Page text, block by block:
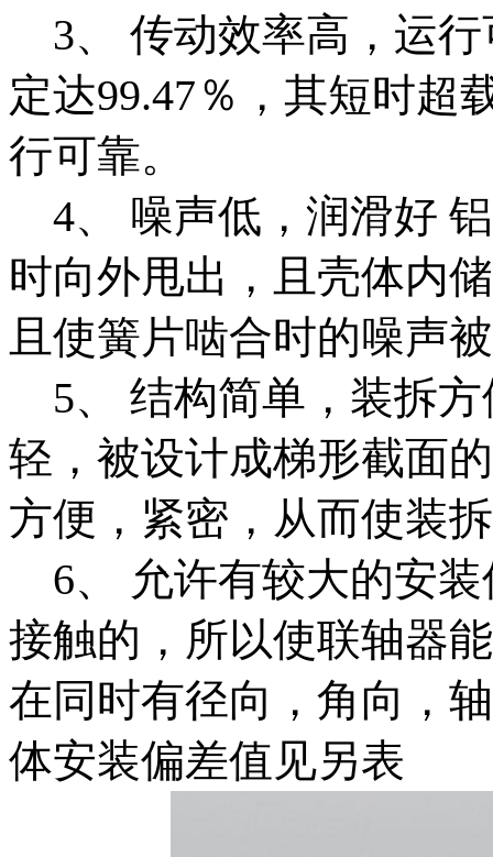
3、 传动效率高，运行
定达99.47％，其短时超
行可靠。
4、 噪声低，润滑好
时向外甩出，且壳体内
且使簧片啮合时的噪声
5、 结构简单，装拆方
轻，被设计成梯形截面
方便，紧密，从而使装
6、 允许有较大的安装
接触的，所以使联轴器
在同时有径向，角向，
体安装偏差值见另表